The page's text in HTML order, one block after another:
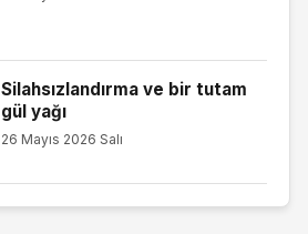
Silahsızlandırma ve bir tutam
gül yağı
26 Mayıs 2026 Salı